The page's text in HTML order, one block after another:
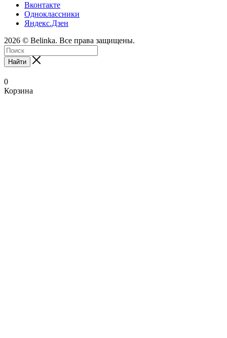
Вконтакте
Одноклассники
Яндекс.Дзен
2026 © Belinka. Все права защищены.
Найти
0
Корзина